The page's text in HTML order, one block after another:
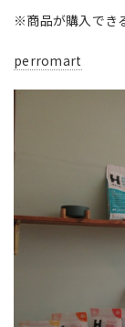
※商品が購入でき
perromart